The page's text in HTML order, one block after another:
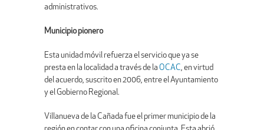
administrativos.
Municipio pionero
Esta unidad móvil refuerza el servicio que ya se
presta en la localidad a través de la OCAC, en virtud
del acuerdo, suscrito en 2006, entre el Ayuntamiento
y el Gobierno Regional.
Villanueva de la Cañada fue el primer municipio de la